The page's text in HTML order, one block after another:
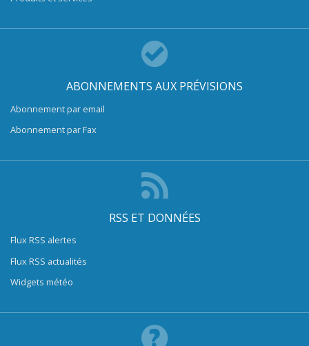
ABONNEMENTS AUX PRÉVISIONS
Abonnement par email
Abonnement par Fax
RSS ET DONNÉES
Flux RSS alertes
Flux RSS actualités
Widgets météo